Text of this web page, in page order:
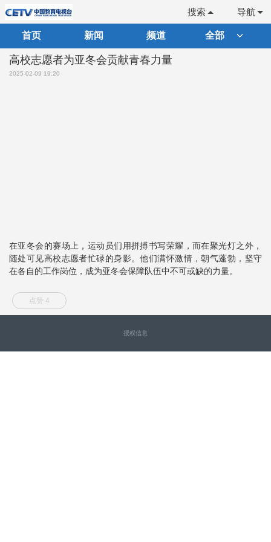
导航
搜索
首页 新闻 频道 全部
高校志愿者为亚冬会贡献青春力量
2025-02-09 19:20
在亚冬会的赛场上，运动员们用拼搏书写荣耀，而在聚光灯之外，
随处可见高校志愿者忙碌的身影。他们满怀激情，朝气蓬勃，坚守
在各自的工作岗位，成为亚冬会保障队伍中不可或缺的力量。
点赞 4
授权信息